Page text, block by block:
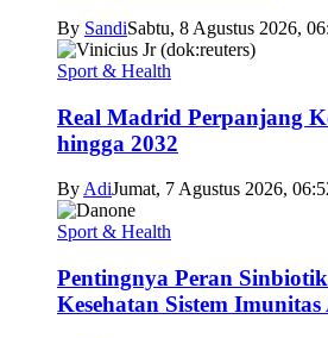
By SandiSabtu, 8 Agustus 2026,
Sport & Health
Real Madrid Perpanjang
hingga 2032
By AdiJumat, 7 Agustus 2026,
Sport & Health
Pentingnya Peran
Kesehatan Sistem